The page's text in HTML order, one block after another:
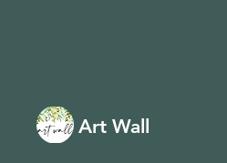
Art Wall